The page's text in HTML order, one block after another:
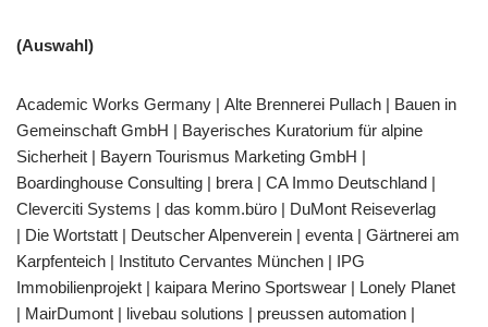
(Auswahl)
Academic Works Germany | Alte Brennerei Pullach | Bauen in
Gemeinschaft GmbH | Bayerisches Kuratorium für alpine
Sicherheit | Bayern Tourismus Marketing GmbH |
Boardinghouse Consulting | brera | CA Immo Deutschland |
Cleverciti Systems | das komm.büro | DuMont Reiseverlag
| Die Wortstatt | Deutscher Alpenverein | eventa | Gärtnerei am
Karpfenteich | Instituto Cervantes München | IPG
Immobilienprojekt | kaipara Merino Sportswear | Lonely Planet
| MairDumont | livebau solutions | preussen automation |